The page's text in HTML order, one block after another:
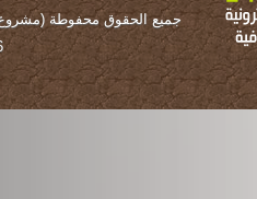
جميع الحقوق محفوطة (مشروع